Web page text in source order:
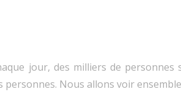
jour, des milliers de
Nous allons voir